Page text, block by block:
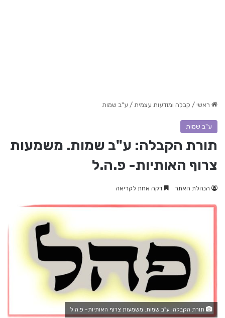
ראשי / קבלה ומודעות עצמית / ע"ב שמות
ע"ב שמות
תורת הקבלה: ע"ב שמות. משמעות
צרוף האותיות- פ.ה.ל
הנהלת האתר דקה אחת לקריאה
תורת הקבלה: ע"ב שמות. משמעות צרוף האותיות- פ.ה.ל